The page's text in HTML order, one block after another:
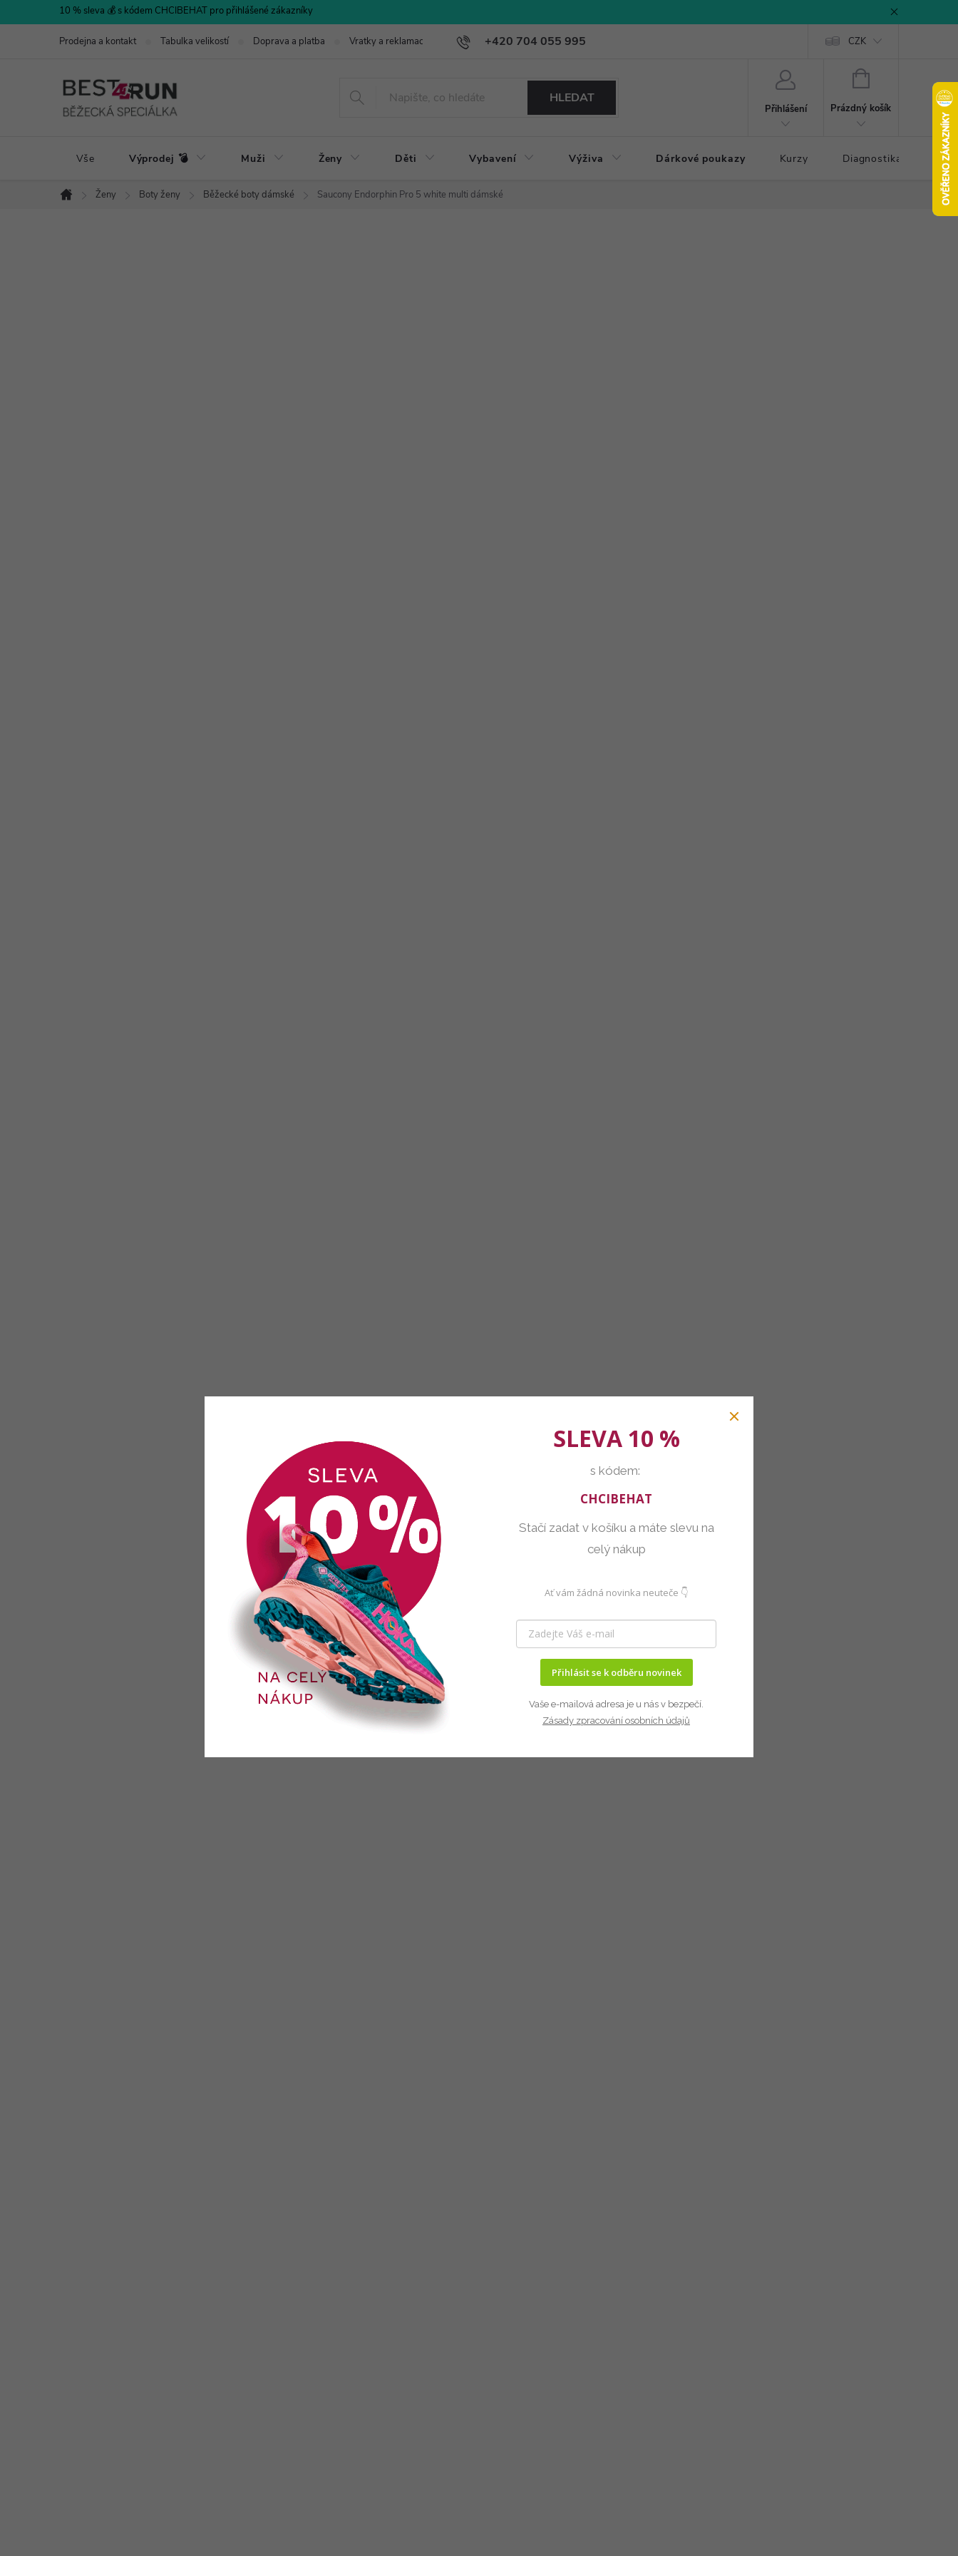
na
10 % sleva 💰 s kódem CHCIBEHAT pro přihlášené zákazníky
+420 704 055 995
Prodejna a kontakt Tabulka velikostí Doprava a platba Vratky a reklamace CZK
HLEDAT
Přihlášení
NÁKUPNÍ
Prázdný košík
Vše Výprodej 💣 Muži Ženy Děti Vybavení Výživa Dárkové poukazy Kurzy Diagnostika došlapu
Domů
Ženy Boty ženy Běžecké boty dámské Saucony Endorphin Pro 5 white multi dámské
SLEVA 10 %
s kódem:
CHCIBEHAT
Stačí zadat v košíku a máte slevu na
celý nákup
Ať vám žádná novinka neuteče 👇
Přihlásit se k odběru novinek
Vaše e-mailová adresa je u nás v bezpečí.
Zásady zpracování osobních údajů